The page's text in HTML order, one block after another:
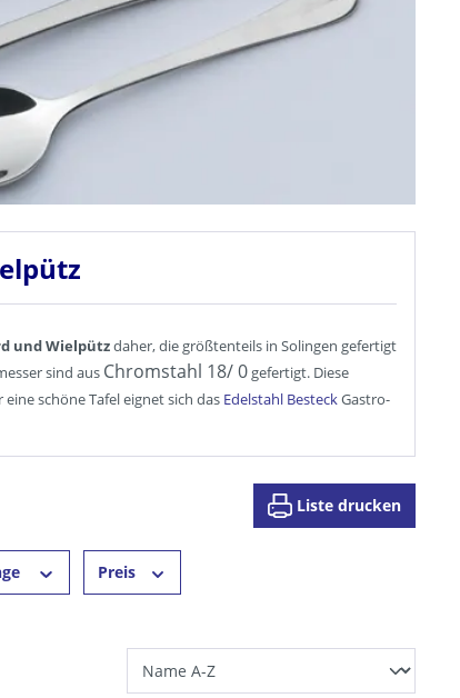
und Wielpützdaher, die größtenteils in Solingen gefertigt
sind aus Chromstahl 18/ 0 gefertigt. Diese
eine schöne Tafel eignet sich das Edelstahl BesteckGastro-
Liste drucken
Preis